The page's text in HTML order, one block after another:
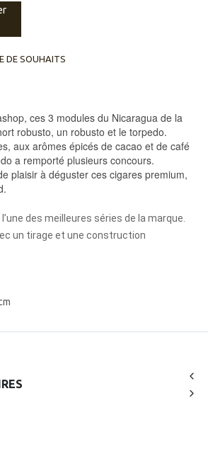
DE SOUHAITS
ces 3 modules du Nicaragua de la
robusto, un robusto et le torpedo.
aux arômes épicés de cacao et de café
a remporté plusieurs concours.
plaisir à déguster ces cigares premium,
des meilleures séries de la marque.
un tirage et une construction